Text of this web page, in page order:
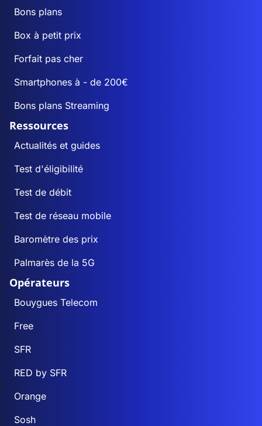
Bons plans
Box à petit prix
Forfait pas cher
Smartphones à - de 200€
Bons plans Streaming
Ressources
Actualités et guides
Test d'éligibilité
Test de débit
Test de réseau mobile
Baromètre des prix
Palmarès de la 5G
Opérateurs
Bouygues Telecom
Free
SFR
RED by SFR
Orange
Sosh